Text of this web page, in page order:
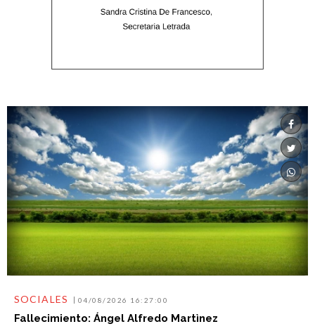
SOCIALES 04/08/2026 16:27:00
Fallecimiento: Ángel Alfredo Martìnez